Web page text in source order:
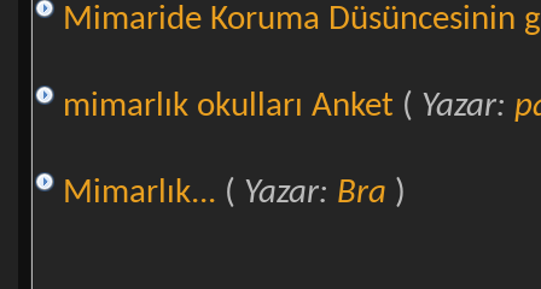
Mimaride Koruma Düsüncesinin
mimarlık okulları Anket ( Yazar:
Mimarlık... ( Yazar: Bra )